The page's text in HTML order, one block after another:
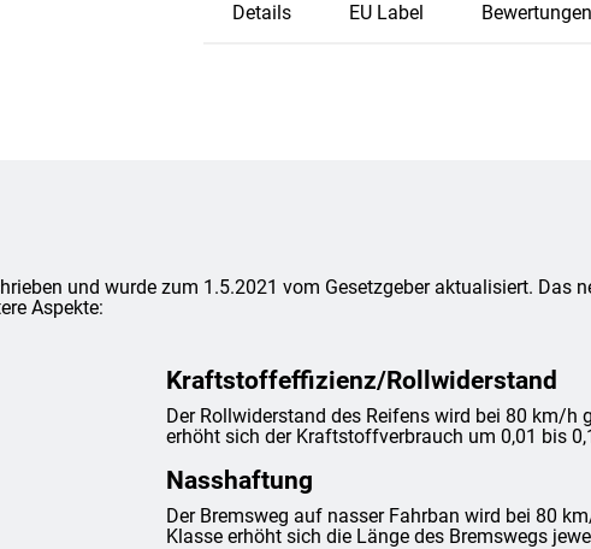
Details EU Label Bewertungen
und wurde zum 1.5.2021 vom Gesetzgeber aktualisiert.
Aspekte:
Kraftstoffeffizienz/Rollwiderstand
Der Rollwiderstand des Reifens wird bei 80 km/h
erhöht sich der Kraftstoffverbrauch um 0,01 bis
Nasshaftung
Der Bremsweg auf nasser Fahrban wird bei 80
Klasse erhöht sich die Länge des Bremswegs